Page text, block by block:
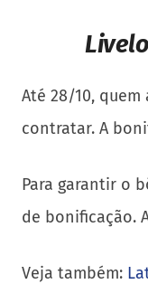
Até 28/10,
contratar. A
Para garantir o
de bonificação.
Veja também: